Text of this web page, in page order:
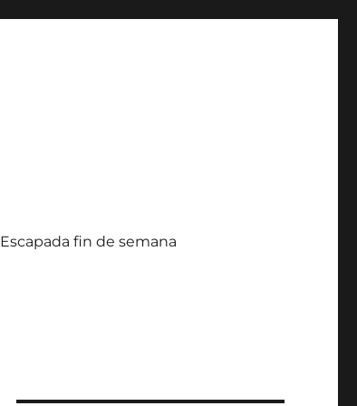
Escapada fin de semana